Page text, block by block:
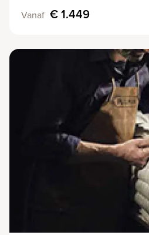
Vanaf € 1.449